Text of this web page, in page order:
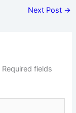
Next Post →
Required fields